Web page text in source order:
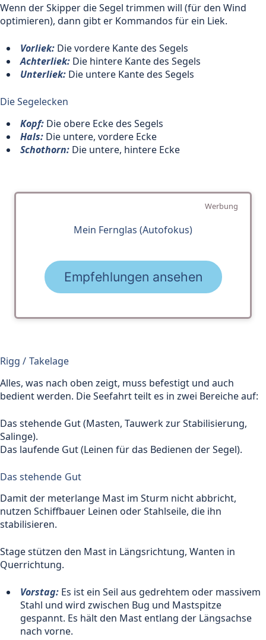
Wenn der Skipper die Segel trimmen will (für den Wind
optimieren), dann gibt er Kommandos für ein Liek.
Vorliek: Die vordere Kante des Segels
Achterliek: Die hintere Kante des Segels
Unterliek: Die untere Kante des Segels
Die Segelecken
Kopf:Die obere Ecke des Segels
Hals: Die untere, vordere Ecke
Schothorn: Die untere, hintere Ecke
Werbung
Mein Fernglas (Autofokus)
Empfehlungen ansehen
Rigg / Takelage
Alles, was nach oben zeigt, muss befestigt und auch
bedient werden. Die Seefahrt teilt es in zwei Bereiche auf:
Das stehende Gut (Masten, Tauwerk zur Stabilisierung,
Salinge).
Das laufende Gut (Leinen für das Bedienen der Segel).
Das stehende Gut
Damit der meterlange Mast im Sturm nicht abbricht,
nutzen Schiffbauer Leinen oder Stahlseile, die ihn
stabilisieren.
Stage stützen den Mast in Längsrichtung, Wanten in
Querrichtung.
Vorstag: Es ist ein Seil aus gedrehtem oder massivem
Stahl und wird zwischen Bug und Mastspitze
gespannt. Es hält den Mast entlang der Längsachse
nach vorne.